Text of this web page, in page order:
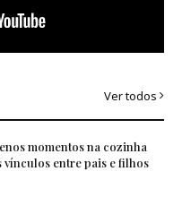
Ver todos
momentos na cozinha
vínculos entre pais e filhos